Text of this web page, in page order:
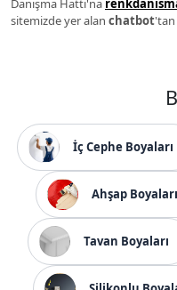
Danışma Hattı'na
sitemizde yer alan chatbot
İç Cephe Boyaları
Ahşap Boyaları
Tavan Boyaları